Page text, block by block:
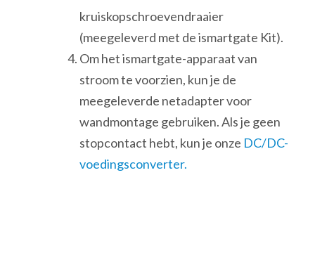
kruiskopschroevendraaier
(meegeleverd met de ismartgate Kit).
Om het ismartgate-apparaat van
stroom te voorzien, kun je de
meegeleverde netadapter voor
wandmontage gebruiken. Als je geen
stopcontact hebt, kun je onze DC/DC-
voedingsconverter.